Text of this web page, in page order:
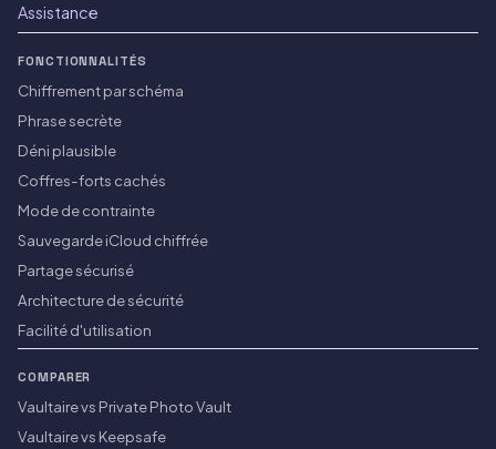
Assistance
FONCTIONNALITÉS
Chiffrement par schéma
Phrase secrète
Déni plausible
Coffres-forts cachés
Mode de contrainte
Sauvegarde iCloud chiffrée
Partage sécurisé
Architecture de sécurité
Facilité d'utilisation
COMPARER
Vaultaire vs Private Photo Vault
Vaultaire vs Keepsafe